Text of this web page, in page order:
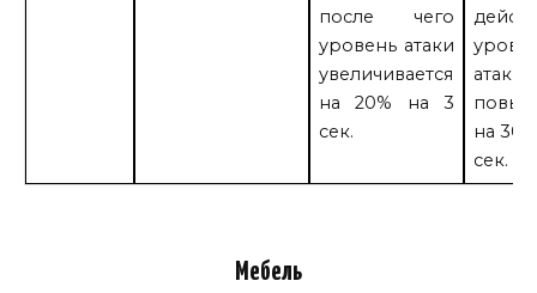
после чего
уровень атаки
увеличивается
на 20% на 3
сек.
атаки
на
сек.
Мебель